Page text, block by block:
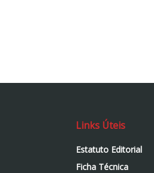
Links Úteis
Estatuto Editorial
Ficha Técnica